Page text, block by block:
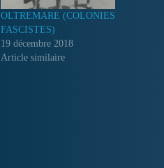
OLTREMARE (COLONIES
FASCISTES)
19 décembre 2018
Article similaire